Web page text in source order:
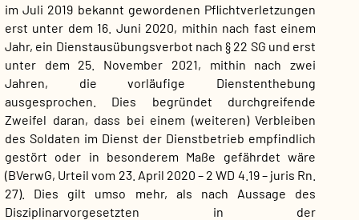
im Juli 2019 bekannt gewordenen Pflichtverletzungen
erst unter dem 16. Juni 2020, mithin nach fast einem
Jahr, ein Dienstausübungsverbot nach § 22 SG und erst
unter dem 25. November 2021, mithin nach zwei
Jahren, die vorläufige Dienstenthebung
ausgesprochen. Dies begründet durchgreifende
Zweifel daran, dass bei einem (weiteren) Verbleiben
des Soldaten im Dienst der Dienstbetrieb empfindlich
gestört oder in besonderem Maße gefährdet wäre
(BVerwG, Urteil vom 23. April 2020 – 2 WD 4.19 – juris Rn.
27). Dies gilt umso mehr, als nach Aussage des
Disziplinarvorgesetzten in der